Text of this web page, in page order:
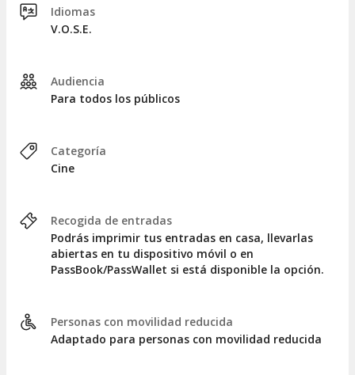
Idiomas
V.O.S.E.
Audiencia
Para todos los públicos
Categoría
Cine
Recogida de entradas
Podrás imprimir tus entradas en casa, llevarlas
abiertas en tu dispositivo móvil o en
PassBook/PassWallet si está disponible la opción.
Personas con movilidad reducida
Adaptado para personas con movilidad reducida